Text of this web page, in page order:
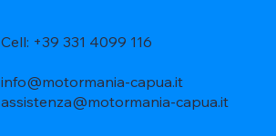
Cell: +39 331 4099 116
info@motormania-capua.it
assistenza@motormania-capua.it